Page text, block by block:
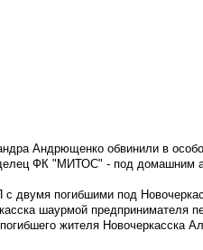
Андрющенко обвинили в
ФК "МИТОС" - под домашним
с двумя погибшими под
шаурмой предпринимателя
жителя Новочеркасска